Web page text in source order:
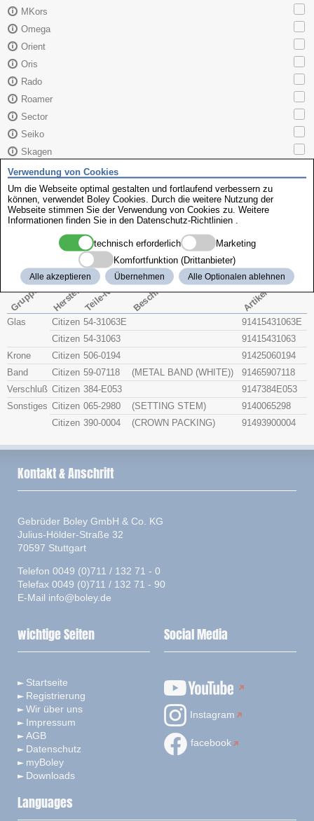
MKors
Omega
Orient
Oris
Rado
Roamer
Sector
Seiko
Skagen
TAG Heuer
Tissot
Zenith
Citizen 4-151852
Gruppe HerstellerTeile-Nr. Beschreibung Artikel-Nr.
Glas Citizen 54-31063E
91415431063E
Citizen 54-31063
91415431063
Krone
Citizen 506-0194
91425060194
Band
Citizen 59-07118 (METAL BAND (WHITE))
91465907118
Verschluß Citizen 384-E053
9147384E053
Sonstiges Citizen 065-2980 (SETTING STEM)
9140065298
Citizen 390-0004 (CROWN PACKING) 91493900004
Verwendung von Cookies
Um die Webseite optimal gestalten und fortlaufend verbessern zu
können, verwendet Boley Cookies. Durch die weitere Nutzung der
Webseite stimmen Sie der Verwendung von Cookies zu. Weitere
Informationen finden Sie in den Datenschutz-Richtlinien
technisch erforderlich
Marketing
Komfortfunktion (Drittanbieter)
Alle akzeptieren Übernehmen Alle Optionalen ablehnen
Kontakt & Anschrift
Gebrüder Boley GmbH & Co. KG
Julius-Hölder-Straße 32
70597 Stuttgart
Telefon 0049 (0)711 / 132 71 - 0
Telefax 0049 (0)711 / 132 71 - 90
E-Mail info@boley.de
wichtige Seiten
Startseite
Registrierung
Wir über uns
Impressum
AGB
Datenschutz
myBoley
Downloads
Social Media
Instagram
facebook
Languages